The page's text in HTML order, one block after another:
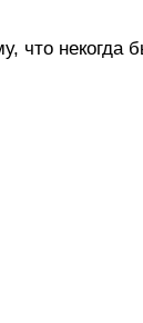
что некогда